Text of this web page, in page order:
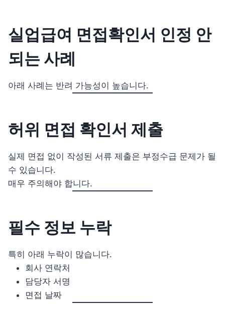
실업급여 면접확인서 인정 안
되는 사례
아래 사례는 반려 가능성이 높습니다.
허위 면접 확인서 제출
실제 면접 없이 작성된 서류 제출은 부정수급 문제가 될
수 있습니다.
매우 주의해야 합니다.
필수 정보 누락
특히 아래 누락이 많습니다.
회사 연락처
담당자 서명
면접 날짜